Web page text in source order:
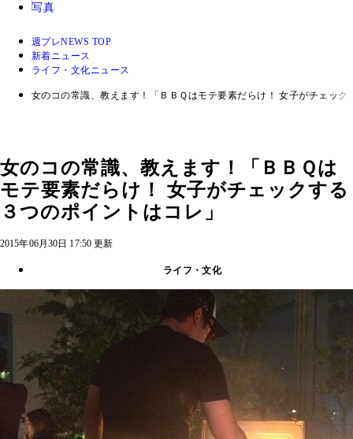
写真
週プレNEWS TOP
新着ニュース
ライフ・文化ニュース
女のコの常識、教えます！「ＢＢＱはモテ要素だらけ！ 女子がチェック
女のコの常識、教えます！「ＢＢＱは
モテ要素だらけ！ 女子がチェックする
３つのポイントはコレ」
2015年06月30日 17:50 更新
ライフ・文化